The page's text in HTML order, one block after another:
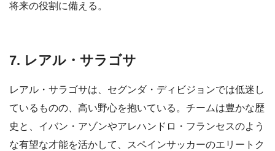
将来の役割に備える。
7. レアル・サラゴサ
レアル・サラゴサは、セグンダ・ディビジョンでは低迷し
ているものの、高い野心を抱いている。チームは豊かな歴
史と、イバン・アゾンやアレハンドロ・フランセスのよう
な有望な才能を活かして、スペインサッカーのエリートク